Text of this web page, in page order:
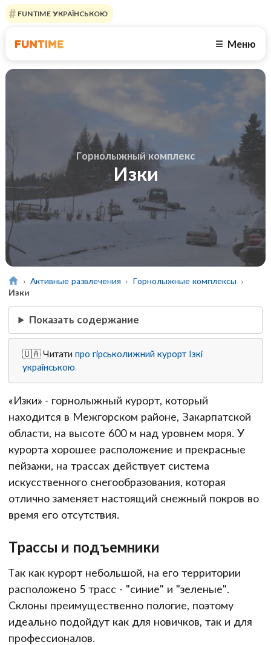
FUNTIME УКРАЇНСЬКОЮ
☰ Меню
Горнолыжный комплекс
Изки
Активные развлечения
Горнолыжные комплексы
Изки
Показать содержание
🇺🇦 Читатипро гірськолижний курорт Ізкі
українською
«Изки» - горнолыжный курорт, который
находится в Межгорском районе, Закарпатской
области, на высоте 600 м над уровнем моря. У
курорта хорошее расположение и прекрасные
пейзажи, на трассах действует система
искусственного снегообразования, которая
отлично заменяет настоящий снежный покров во
время его отсутствия.
Трассы и подъемники
Так как курорт небольшой, на его территории
расположено 5 трасс - "синие" и "зеленые".
Склоны преимущественно пологие, поэтому
идеально подойдут как для новичков, так и для
профессионалов.